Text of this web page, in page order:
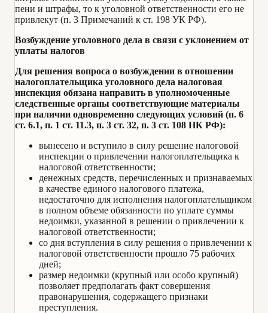
пени и штрафы, то к уголовной ответственности его не
привлекут (п. 3 Примечаний к ст. 198 УК РФ).
Возбуждение уголовного дела в связи с уклонением от
уплаты налогов
Для решения вопроса о возбуждении в отношении
налогоплательщика уголовного дела налоговая
инспекция обязана направить в уполномоченные
следственные органы соответствующие материалы
при наличии одновременно следующих условий (п. 6
ст. 6.1, п. 1 ст. 11.3, п. 3 ст. 32, п. 3 ст. 108 НК РФ):
вынесено и вступило в силу решение налоговой
инспекции о привлечении налогоплательщика к
налоговой ответственности;
денежных средств, перечисленных и признаваемых
в качестве единого налогового платежа,
недостаточно для исполнения налогоплательщиком
в полном объеме обязанности по уплате суммы
недоимки, указанной в решении о привлечении к
налоговой ответственности;
со дня вступления в силу решения о привлечении к
налоговой ответственности прошло 75 рабочих
дней;
размер недоимки (крупный или особо крупный)
позволяет предполагать факт совершения
правонарушения, содержащего признаки
преступления.